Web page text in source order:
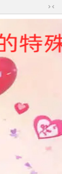
切
到
窄
版